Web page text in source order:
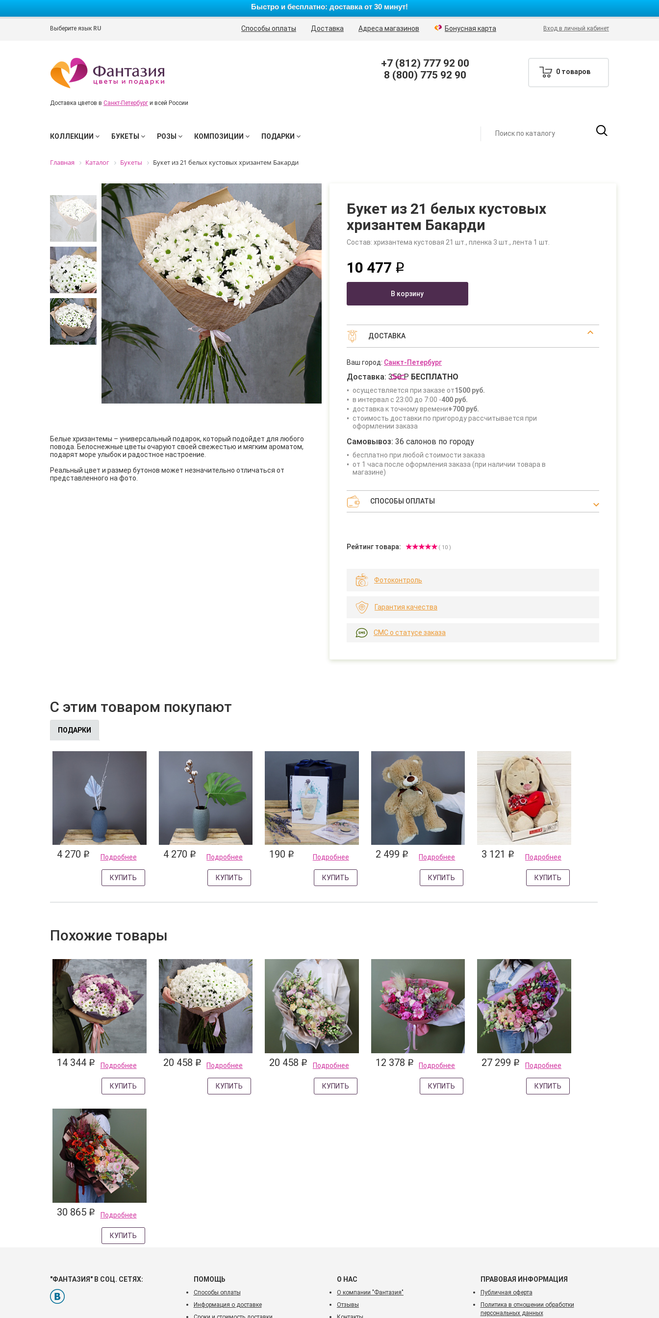
Быстро и бесплатно: доставка от 30 минут!
Выберите язык RU Способы оплаты Доставка Адреса магазинов Бонусная карта Вход в личный кабинет
Доставка цветов в Санкт-Петербург и всей России
+7 (812) 777 92 00
8 (800) 775 92 90
0 товаров
КОЛЛЕКЦИИ БУКЕТЫ РОЗЫ КОМПОЗИЦИИ ПОДАРКИ
Главная Каталог Букеты Букет из 21 белых кустовых хризантем Бакарди
Белые хризантемы – универсальный подарок, который подойдет для любого
повода. Белоснежные цветы очаруют своей свежестью и мягким ароматом,
подарят море улыбок и радостное настроение.
Реальный цвет и размер бутонов может незначительно отличаться от
представленного на фото.
Букет из 21 белых кустовых
хризантем Бакарди
Состав: хризантема кустовая 21 шт., пленка 3 шт., лента 1 шт.
10 477 q
В корзину
ДОСТАВКА
Ваш город: Санкт-Петербург
Доставка: 350 Р БЕСПЛАТНО
осуществляется при заказе от1500 руб.
в интервал с 23:00 до 7:00 -400 руб.
доставка к точному времени+700 руб.
стоимость доставки по пригороду рассчитывается при
оформлении заказа
Самовывоз: 36 салонов по городу
бесплатно при любой стоимости заказа
от 1 часа после оформления заказа (при наличии товара в
магазине)
СПОСОБЫ ОПЛАТЫ
Рейтинг товара: ( 10 )
Фотоконтроль
Гарантия качества
СМС о статусе заказа
С этим товаром покупают
ПОДАРКИ
4 270 q Подробнее
КУПИТЬ
4 270 q Подробнее
КУПИТЬ
190 q Подробнее
КУПИТЬ
2 499 q Подробнее
КУПИТЬ
3 121 q Подробнее
КУПИТЬ
Похожие товары
14 344 q Подробнее
КУПИТЬ
20 458 q Подробнее
КУПИТЬ
20 458 q Подробнее
КУПИТЬ
12 378 q Подробнее
КУПИТЬ
27 299 q Подробнее
КУПИТЬ
30 865 q Подробнее
КУПИТЬ
"ФАНТАЗИЯ" В СОЦ. СЕТЯХ: ПОМОЩЬ
Способы оплаты
Информация о доставке
О НАС
О компании "Фантазия"
Отзывы
ПРАВОВАЯ ИНФОРМАЦИЯ
Публичная оферта
Политика в отношении обработки
персональных данных